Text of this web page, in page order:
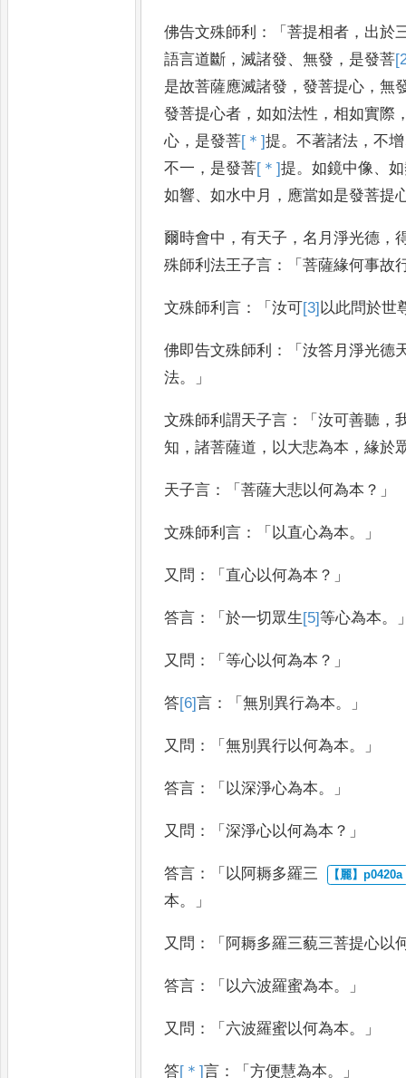
佛告文殊師利 ：「菩提相者 ， 出於
語言道斷 ，滅諸發、無發 ， 是發菩
是故菩薩應滅諸發 ，發菩提心 ，無
發菩提心者 ，如如法性 ，相如實際
心 ， 是發菩[＊]提。不著諸法 ，不增
不一 ， 是發菩[＊]提。如鏡中像、
如響、如水中月 ， 應當如是發菩提
爾時會中 ，有天子 ，名月淨光德 ，
殊師利法王子言 ：「菩薩緣何事故
文殊師利言 ：「汝可[3] 以此問於世
佛即告文殊師利 ：「汝答月淨光德
法。」
文殊師利謂天子言 ：「汝可善聽 ，
知 ，諸菩薩道 ， 以大悲為本 ，緣於
天子言 ：「菩薩大悲以何為本 ？」
文殊師利言 ：「 以直心為本。」
又問 ：「 直心以何為本 ？」
答言 ：「於一切眾生 [5]等心為本。
又問 ：「等心以何為本 ？」
答[6]言 ：「無別異行為本。」
又問 ：「無別異行以何為本。」
答言 ：「 以深淨心為本。」
又 問 ：「深淨心以何為本 ？」
答言 ：「 以阿耨多羅三
本。」
又問 ：「 阿耨多羅三藐三菩提心以
答言 ：「 以六波羅蜜為本。」
又 問 ：「 六波羅蜜以何為本。」
答[＊]言 ：「方便慧為本。」